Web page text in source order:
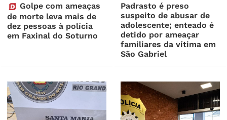
Golpe com ameaças
de morte leva mais de
dez pessoas à polícia
em Faxinal do Soturno
Padrasto é preso
suspeito de abusar de
adolescente; enteado é
detido por ameaçar
familiares da vítima em
São Gabriel